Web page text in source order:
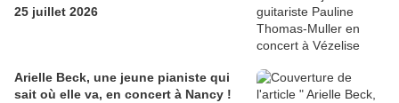
25 juillet 2026
Arielle Beck, une jeune pianiste qui
sait où elle va, en concert à Nancy !